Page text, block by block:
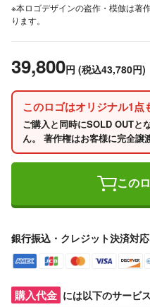
※本ロゴデザインの盗作・模倣は著
ります。
39,800円 (税込43,780円)
このロゴはオリジナル1点
ご購入と同時にSOLD OUTと
ん。 著作権はお客様に完全譲
この
銀行振込・クレジット決済対応
購入代金 には以下のサービ